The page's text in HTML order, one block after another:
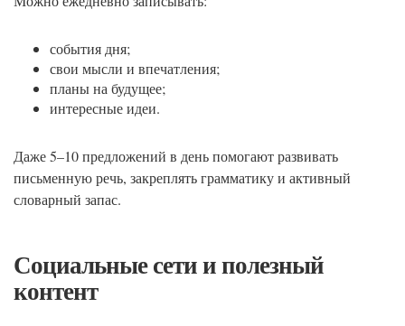
события дня;
свои мысли и впечатления;
планы на будущее;
интересные идеи.
Даже 5–10 предложений в день помогают развивать
письменную речь, закреплять грамматику и активный
словарный запас.
Социальные сети и полезный
контент